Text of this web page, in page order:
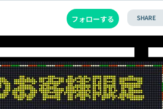
フォローする SHARE